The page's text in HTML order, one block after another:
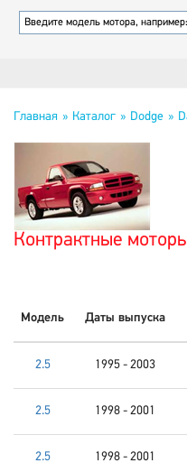
Главная Каталог Dodge
Контрактные
Модель Даты выпуска
2.5 1995 - 2003
2.5 1998 - 2001
2.5 1998 - 2001